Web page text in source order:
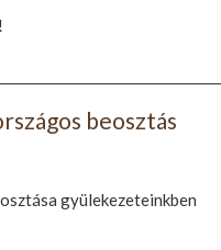
beosztás
gyülekezeteinkben